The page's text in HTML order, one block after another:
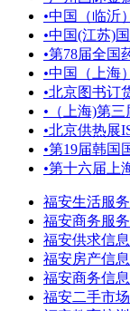
•中国（临沂
•中国(江苏)
•第78届全国
•中国（上海
•北京图书订
• （上海)第
•北京供热展
•第19届韩国
•第十六届上
福安生活服务
福安商务服务
福安供求信息
福安房产信息
福安商务信息
福安二手市场